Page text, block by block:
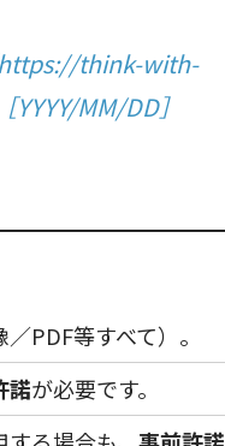
think-with-
MM/DD］
PDF等すべて）。
諾が必要です。